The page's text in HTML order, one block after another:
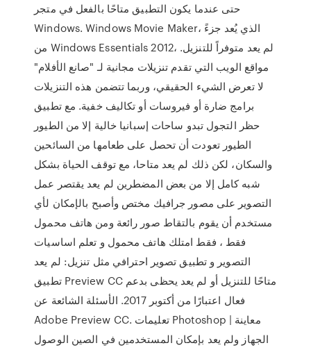
حتى عندما يكون التطبيق متاحًا بالفعل في متجر
Windows. Windows Movie Maker، الذي يُعد جزءً
من Windows Essentials 2012، لم يعد متوفراً للتنزيل.
مواقع الويب التي تقدم تنزيلات مجانية لـ "صانع الأفلام"
لا تعرض الشيء الحقيقي، وربما تتضمن هذه التنزيلات
برامج ضارة أو فيروسات أو تكاليف خفية. مع تطبيق
حظر التجول تبدو ساحات إسبانيا خالية إلا من الطيور
الطيور تعودت أن تحصل على طعامها من السائحين
والسكان، لكن ذلك لم يعد متاحا، مع توقف الحياة بشكل
شبه كامل إلا من بعض المضطرين لم يعد يقتصر عمل
التصوير على مصور جرافيك مختص وأصبح بالإمكان لأي
مستخدم أن يقوم بالتقاط صور رائعة ومن هاتف محمول
فقط ، فقط امتلك هاتف محمول و تعلم اساسيات
التصوير و تطبيق تصوير احترافي مثل تنزيل: لم يعد
تطبيق Preview CC متاحًا للتنزيل أو لم يعد يحظى بدعم
فعال اعتبارًا من أكتوبر 2017. الأسئلة الشائعة عن
Adobe Preview CC. تعليمات Photoshop | معاينة
الجهاز ولم يعد بإمكان المستخدمين في الصين الوصول